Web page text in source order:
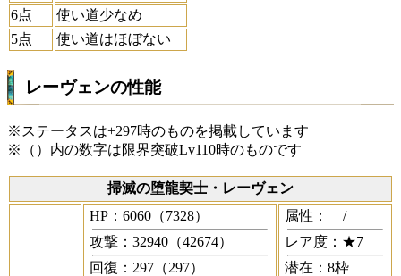
6点
使い道少なめ
5点
使い道はほぼない
レーヴェンの性能
※ステータスは+297時のものを掲載しています
※（）内の数字は限界突破Lv110時のものです
掃滅の堕龍契士・レーヴェン
HP：6060（7328）
攻撃：32940（42674）
回復：297（297）
属性：
/
レア度：★7
潜在：8枠